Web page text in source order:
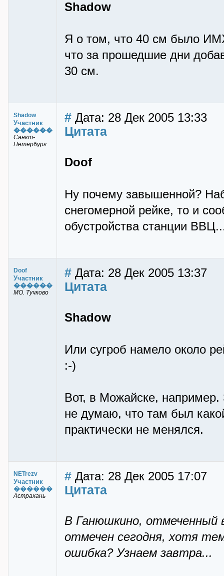
Shadow
Я о том, что 40 см было
что за прошедшие дни
30 см.
Shadow
Участник
������
Санкт-
Петербург
# Дата: 28 Дек 2005 13:33
Цитата
Doof
Ну почему завышенной?
снегомерной рейке, то и
обустройства станции
Doof
Участник
������
МО. Тучково
# Дата: 28 Дек 2005 13:37
Цитата
Shadow
Или сугроб намело около
:-)
Вот, в Можайске,
не думаю, что там был
практически не менялся.
NETrezv
Участник
������
Астрахань
# Дата: 28 Дек 2005 17:07
Цитата
В Ганюшкино, отмеченный
отмечен сегодня, хотя
ошибка? Узнаем завтра...